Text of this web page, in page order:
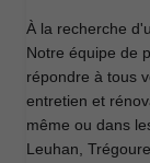
À la recherche
Notre équipe de
répondre à tous
entretien et
même ou dans
Leuhan,